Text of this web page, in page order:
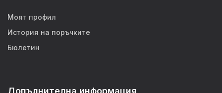
Моят профил
История на поръчките
Бюлетин
Допълнителна информация